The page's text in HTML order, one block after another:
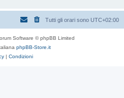
Tutti gli orari sono UTC+02:00
Software © phpBB Limited
phpBB-Store.it
| Condizioni